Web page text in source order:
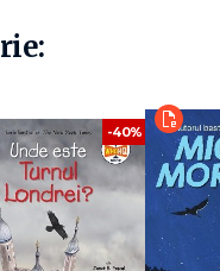
un final curajos și
The Denver Post
-40%